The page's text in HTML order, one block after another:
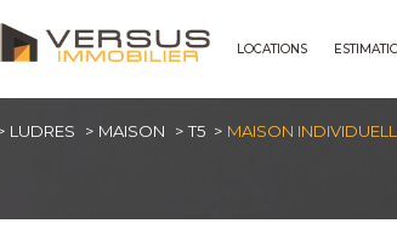
LOCATIONS
LUDRES MAISON T5 MAISON